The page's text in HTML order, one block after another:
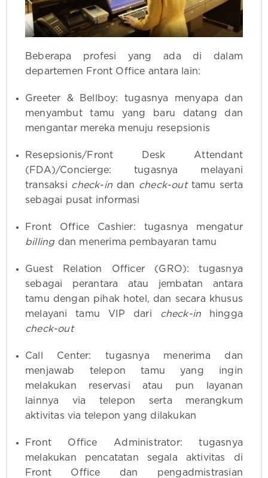
Beberapa profesi yang ada di dalam
departemen Front Office antara lain:
Greeter & Bellboy: tugasnya menyapa dan
menyambut tamu yang baru datang dan
mengantar mereka menuju resepsionis
Resepsionis/Front Desk Attendant
(FDA)/Concierge: tugasnya melayani
transaksi check-in dan check-outtamu serta
sebagai pusat informasi
Front Office Cashier: tugasnya mengatur
billing dan menerima pembayaran tamu
Guest Relation Officer (GRO): tugasnya
sebagai perantara atau jembatan antara
tamu dengan pihak hotel, dan secara khusus
melayani tamu VIP dari check-in hingga
check-out
Call Center: tugasnya menerima dan
menjawab telepon tamu yang ingin
melakukan reservasi atau pun layanan
lainnya via telepon serta merangkum
aktivitas via telepon yang dilakukan
Front Office Administrator: tugasnya
melakukan pencatatan segala aktivitas di
Front Office dan pengadmistrasian